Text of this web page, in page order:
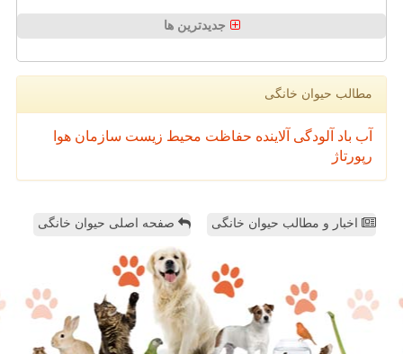
جدیدترین ها
مطالب حیوان خانگی
آب باد آلودگی آلاینده حفاظت محیط زیست سازمان هوا
رپورتاژ
اخبار و مطالب حیوان خانگی صفحه اصلی حیوان خانگی